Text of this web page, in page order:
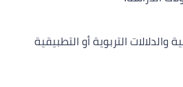
والدلالات التربوية أو التطبيقية